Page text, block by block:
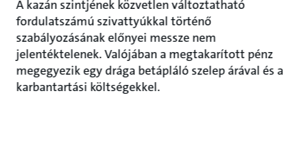
A kazán szintjének közvetlen változtatható
fordulatszámú szivattyúkkal történő
szabályozásának előnyei messze nem
jelentéktelenek. Valójában a megtakarított pénz
megegyezik egy drága betápláló szelep árával és a
karbantartási költségekkel.